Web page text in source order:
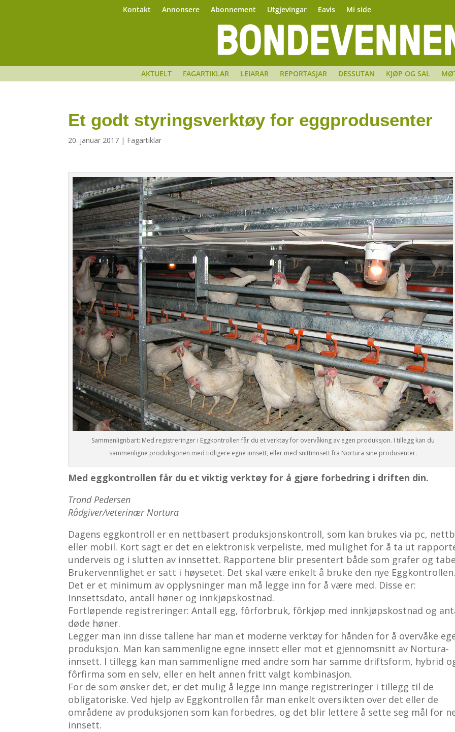
Kontakt Annonsere Abonnement Utgjevingar Eavis Mi side
AKTUELT FAGARTIKLAR LEIARAR REPORTASJAR DESSUTAN KJØP OG SAL
Et godt styringsverktøy for eggprodusenter
20. januar 2017 | Fagartiklar
Sammenlignbart: Med registreringer i Eggkontrollen får du et verktøy for overvåking av egen produksjon. I tillegg kan du
sammenligne produksjonen med tidligere egne innsett, eller med snittinnsett fra Nortura sine produsenter.
Med eggkontrollen får du et viktig verktøy for å gjøre forbedring i driften din.
Trond Pedersen
Rådgiver/veterinær Nortura
Dagens eggkontroll er en nettbasert produksjonskontroll, som kan brukes via pc,
eller mobil. Kort sagt er det en elektronisk verpeliste, med mulighet for å ta ut
underveis og i slutten av innsettet. Rapportene blir presentert både som grafer og
Brukervennlighet er satt i høysetet. Det skal være enkelt å bruke den nye Eggkontrollen.
Det er et minimum av opplysninger man må legge inn for å være med. Disse er:
Innsettsdato, antall høner og innkjøpskostnad.
Fortløpende registreringer: Antall egg, fôrforbruk, fôrkjøp med innkjøpskostnad og
døde høner.
Legger man inn disse tallene har man et moderne verktøy for hånden for å overvåke
produksjon. Man kan sammenligne egne innsett eller mot et gjennomsnitt av Nortura-
innsett. I tillegg kan man sammenligne med andre som har samme driftsform, hybrid
fôrfirma som en selv, eller en helt annen fritt valgt kombinasjon.
For de som ønsker det, er det mulig å legge inn mange registreringer i tillegg til de
obligatoriske. Ved hjelp av Eggkontrollen får man enkelt oversikten over det eller de
områdene av produksjonen som kan forbedres, og det blir lettere å sette seg mål for
innsett.